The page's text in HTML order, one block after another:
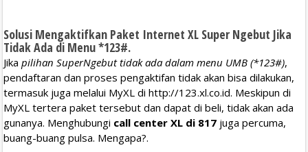
Solusi Mengaktifkan Paket Internet XL Super Ngebut Jika
Tidak Ada di Menu *123#.
Jika pilihan SuperNgebut tidak ada dalam menu UMB (*123#),
pendaftaran dan proses pengaktifan tidak akan bisa dilakukan,
termasuk juga melalui MyXL di http://123.xl.co.id. Meskipun di
MyXL tertera paket tersebut dan dapat di beli, tidak akan ada
gunanya. Menghubungi call center XL di 817 juga percuma,
buang-buang pulsa. Mengapa?.